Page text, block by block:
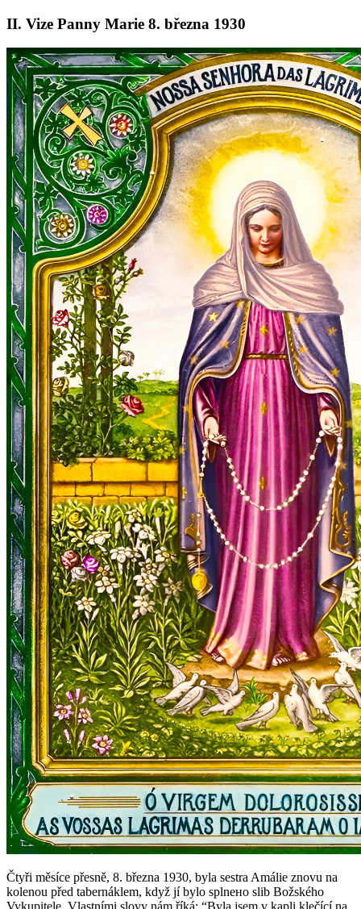
II. Vize Panny Marie 8. března 1930
Čtyři měsíce přesně, 8. března 1930, byla sestra Amálie znovu na
kolenou před tabernáklem, když jí bylo splnено slib Božského